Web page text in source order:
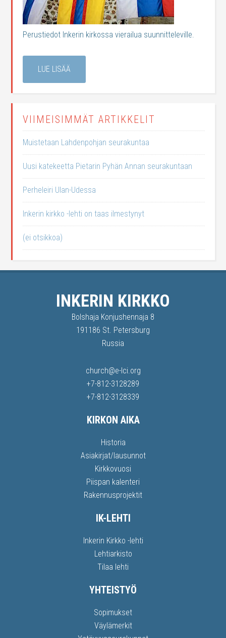
Perustiedot Inkerin kirkossa vierailua suunnitteleville.
LUE LISÄÄ
VIIMEISIMMÄT ARTIKKELIT
Muistetaan Lahdenpohjan seurakuntaa
Uusi katekeetta Pietarin Pyhän Annan seurakuntaan
Perheleiri Ulan-Udessa
Inkerin kirkko -lehti on taas ilmestynyt
(ei otsikkoa)
INKERIN KIRKKO
Bolshaja Konjushennaja 8
191186 St. Petersburg
Russia
church@e-lci.org
+7-812-3128289
+7-812-3128339
KIRKON AIKA
Historia
Asiakirjat/lausunnot
Kirkkovuosi
Piispan kalenteri
Rakennusprojektit
IK-LEHTI
Inkerin Kirkko -lehti
Lehtiarkisto
Tilaa lehti
YHTEISTYÖ
Sopimukset
Väylämerkit